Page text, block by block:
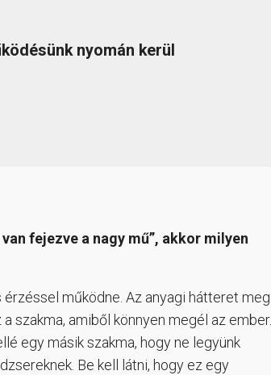
nyomán kerül
fejezve a nagy mű”, akkor milyen
működne. Az anyagi hátteret meg
szakma, amiből könnyen megél az ember.
egy másik szakma, hogy ne legyünk
Be kell látni, hogy ez egy